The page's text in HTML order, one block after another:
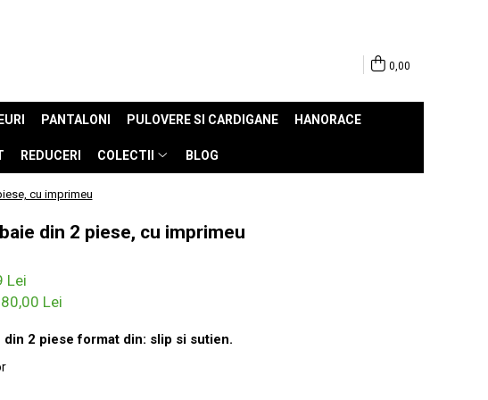
0,00
PANTALONI PULOVERE SI CARDIGANE HANORACE
REDUCERI COLECTII BLOG
cu imprimeu
din 2 piese, cu imprimeu
Lei
80,00 Lei
din 2 piese format din: slip si sutien.